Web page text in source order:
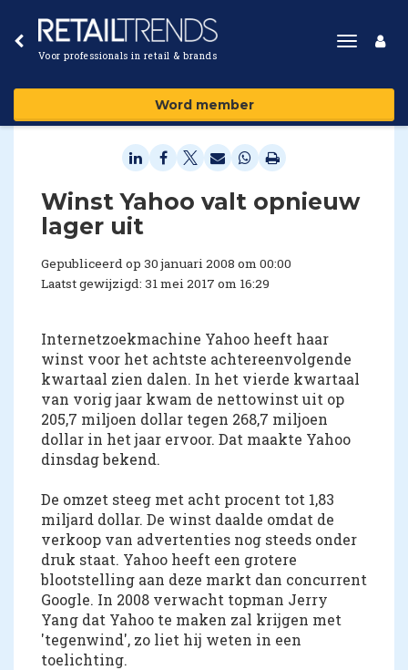
Voor professionals in retail & brands
Toggle
Word member
Winst Yahoo valt opnieuw
lager uit
Gepubliceerd op 30 januari 2008 om 00:00
Laatst gewijzigd: 31 mei 2017 om 16:29
Internetzoekmachine Yahoo heeft haar
winst voor het achtste achtereenvolgende
kwartaal zien dalen. In het vierde kwartaal
van vorig jaar kwam de nettowinst uit op
205,7 miljoen dollar tegen 268,7 miljoen
dollar in het jaar ervoor. Dat maakte Yahoo
dinsdag bekend.
De omzet steeg met acht procent tot 1,83
miljard dollar. De winst daalde omdat de
verkoop van advertenties nog steeds onder
druk staat. Yahoo heeft een grotere
blootstelling aan deze markt dan concurrent
Google. In 2008 verwacht topman Jerry
Yang dat Yahoo te maken zal krijgen met
'tegenwind', zo liet hij weten in een
toelichting.